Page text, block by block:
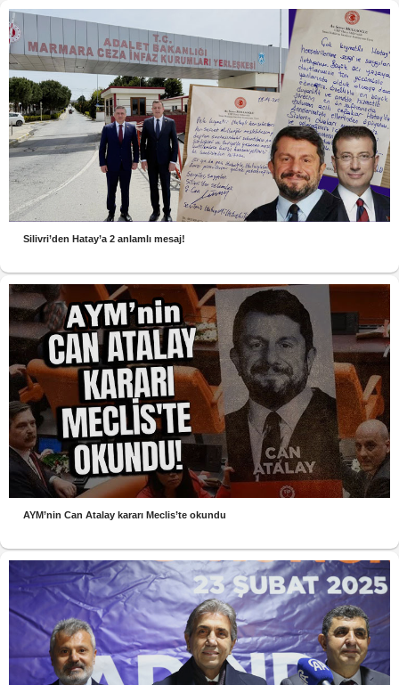
Silivri’den Hatay’a 2 anlamlı mesaj!
AYM’nin Can Atalay kararı Meclis’te okundu